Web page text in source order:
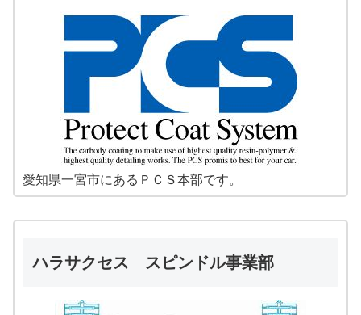
愛知県一宮市にあるＰＣＳ本部です。
ハラサクセス スピンドル事業部